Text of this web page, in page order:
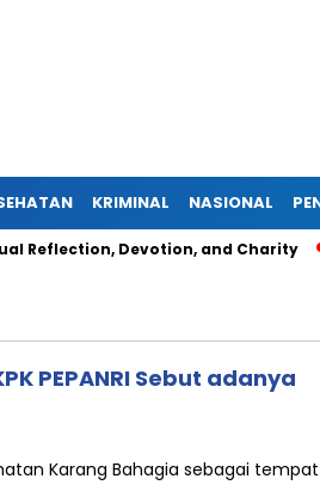
KRIMINAL NASIONAL
Devotion, and Charity
PEPANRI Sebut adanya
Karang Bahagia sebagai tempat